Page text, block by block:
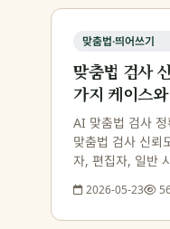
맞춤법·띄어쓰기
맞춤법 검사
가지 케이스
AI 맞춤법 검사
맞춤법 검사 신뢰
자, 편집자, 일반
AI Publishing
험.
2026-05-23